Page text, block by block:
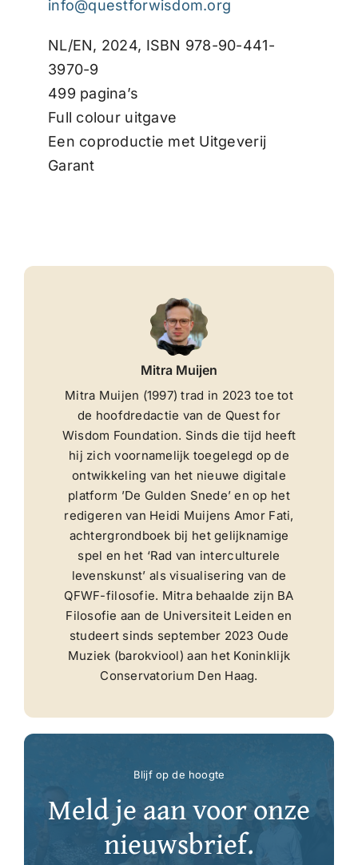
info@questforwisdom.org
NL/EN, 2024, ISBN 978-90-441-
3970-9
499 pagina’s
Full colour uitgave
Een coproductie met Uitgeverij
Garant
Mitra Muijen
Mitra Muijen (1997) trad in 2023 toe tot
de hoofdredactie van de Quest for
Wisdom Foundation. Sinds die tijd heeft
hij zich voornamelijk toegelegd op de
ontwikkeling van het nieuwe digitale
platform ’De Gulden Snede’ en op het
redigeren van Heidi Muijens Amor Fati,
achtergrondboek bij het gelijknamige
spel en het ‘Rad van interculturele
levenskunst’ als visualisering van de
QFWF-filosofie. Mitra behaalde zijn BA
Filosofie aan de Universiteit Leiden en
studeert sinds september 2023 Oude
Muziek (barokviool) aan het Koninklijk
Conservatorium Den Haag.
Blijf op de hoogte
Meld je aan voor onze
nieuwsbrief.